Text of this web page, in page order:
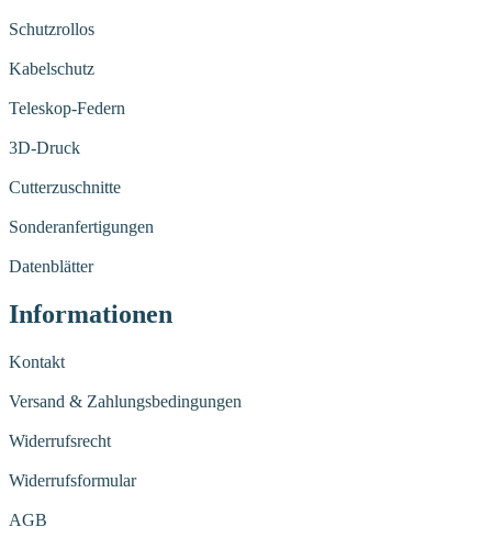
Schutzrollos
Kabelschutz
Teleskop-Federn
3D-Druck
Cutterzuschnitte
Sonderanfertigungen
Datenblätter
Informationen
Kontakt
Versand & Zahlungsbedingungen
Widerrufsrecht
Widerrufsformular
AGB